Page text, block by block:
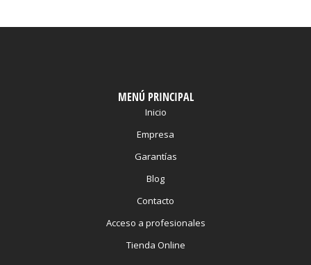
MENÚ PRINCIPAL
Inicio
Empresa
Garantías
Blog
Contacto
Acceso a profesionales
Tienda Online